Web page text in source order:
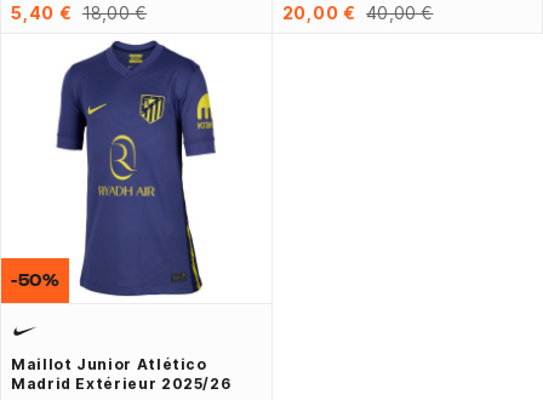
5,40 € 18,00 € 20,00 € 40,00 €
Maillot Junior Atlético
Madrid Extérieur 2025/26
-50%